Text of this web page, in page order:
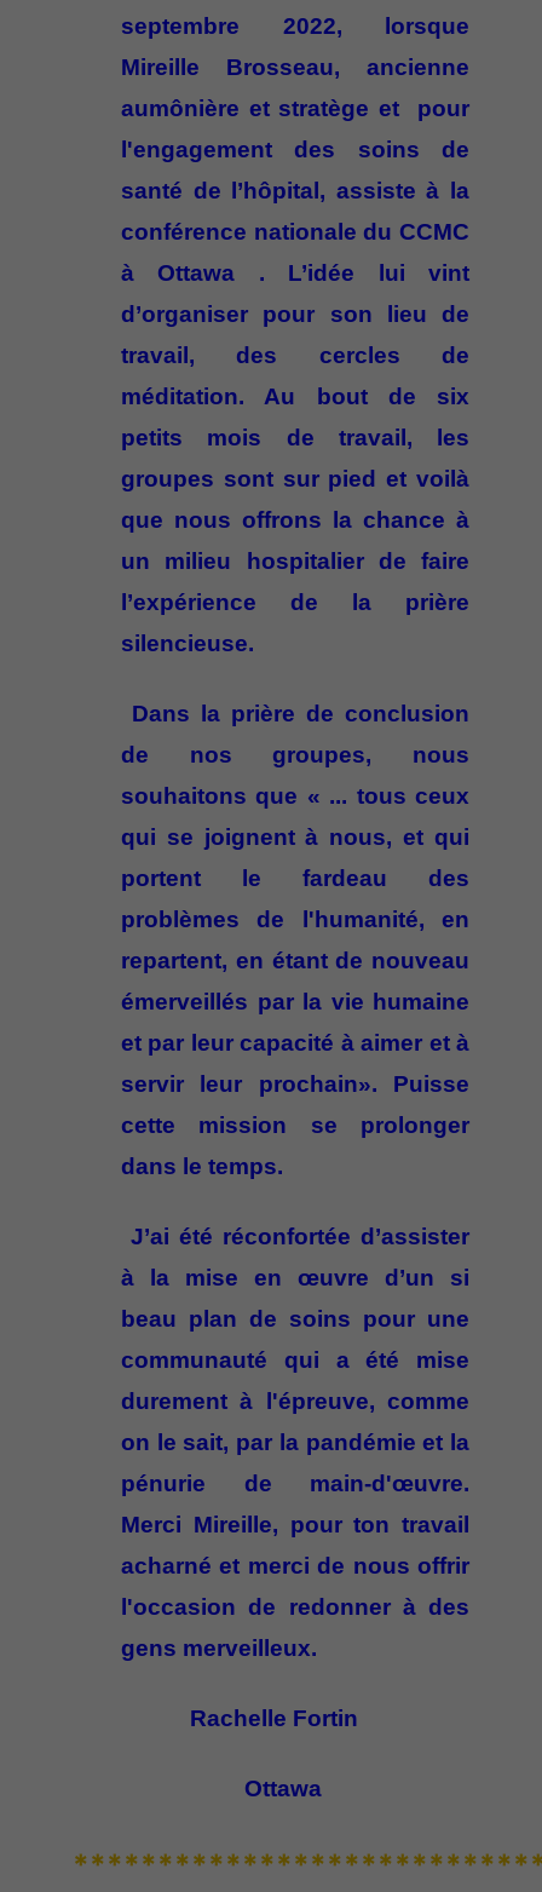
septembre 2022, lorsque
Mireille Brosseau, ancienne
aumônière et stratège et pour
l'engagement des soins de
santé de l’hôpital, assiste à la
conférence nationale du CCMC
à Ottawa . L’idée lui vint
d’organiser pour son lieu de
travail, des cercles de
méditation. Au bout de six
petits mois de travail, les
groupes sont sur pied et voilà
que nous offrons la chance à
un milieu hospitalier de faire
l’expérience de la prière
silencieuse.
Dans la prière de conclusion
de nos groupes, nous
souhaitons que « ... tous ceux
qui se joignent à nous, et qui
portent le fardeau des
problèmes de l'humanité, en
repartent, en étant de nouveau
émerveillés par la vie humaine
et par leur capacité à aimer et à
servir leur prochain». Puisse
cette mission se prolonger
dans le temps.
J’ai été réconfortée d’assister
à la mise en œuvre d’un si
beau plan de soins pour une
communauté qui a été mise
durement à l'épreuve, comme
on le sait, par la pandémie et la
pénurie de main-d'œuvre.
Merci Mireille, pour ton travail
acharné et merci de nous offrir
l'occasion de redonner à des
gens merveilleux.
Rachelle Fortin
Ottawa